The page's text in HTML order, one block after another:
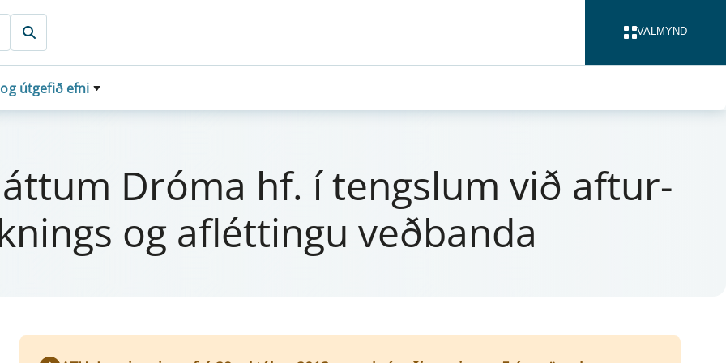
VALMYND
útgefið efni
Dróma hf. í tengsl­um við af­t­ur­
og aflétt­ingu veðbanda